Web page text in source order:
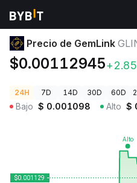
Precios de Criptomonedas
Precio de GemLink
$0.00112945
24H 7D 14D 30D 60D
Bajo $ 0.001098 Alto $